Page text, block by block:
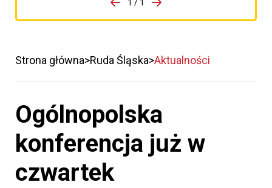
1 / 1
Przejdź do następnego
Strona główna Ruda Śląska Aktualności
Ogólnopolska
konferencja już w
czwartek